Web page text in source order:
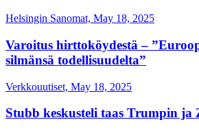
Helsingin Sanomat, May 18, 2025
Varoitus hirttoköydestä –
silmänsä todellisuudelta”
Verkkouutiset, May 18, 2025
Stubb keskusteli taas Trumpin ja